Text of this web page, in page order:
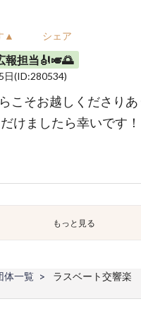
▲ シェア
報担当🎻🎺🌅
日(ID:280534)
こそお越しくださり
けましたら幸いです！
もっと見る
体一覧
ラスベート交響楽